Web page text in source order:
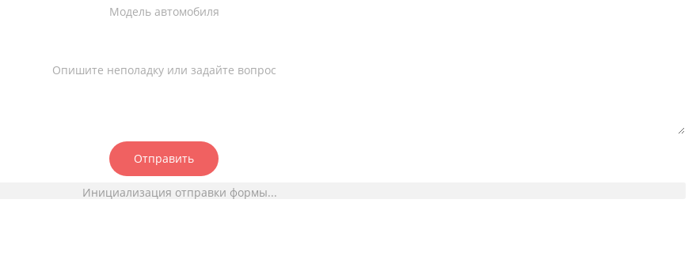
Модель автомобиля
Опишите неполадку или задайте вопрос
Отправить
Инициализация отправки формы...